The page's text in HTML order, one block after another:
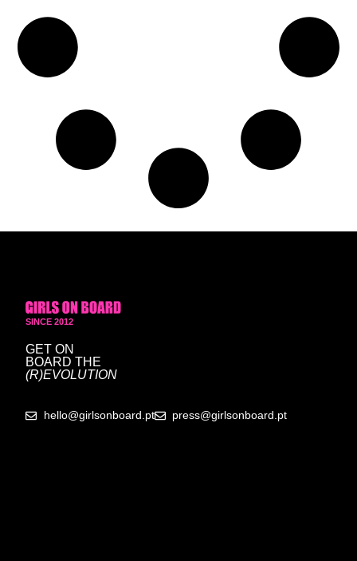
SINCE 2012
GET ON
BOARD THE
(R)EVOLUTION
hello@girlsonboard.pt press@girlsonboard.pt